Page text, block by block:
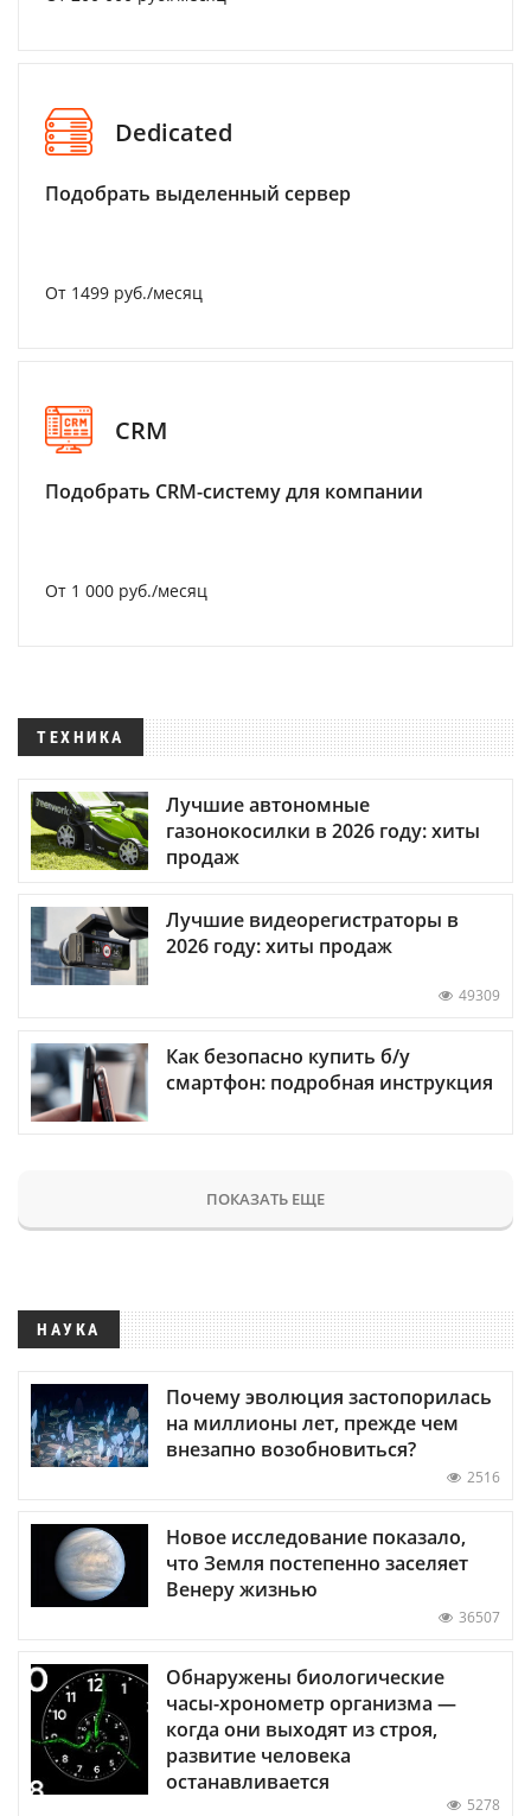
Dedicated
Подобрать выделенный сервер
От 1499 руб./месяц
CRM
Подобрать CRM-систему для компании
От 1 000 руб./месяц
ТЕХНИКА
Лучшие автономные
газонокосилки в 2026 году: хиты
продаж
Лучшие видеорегистраторы в
2026 году: хиты продаж
49309
Как безопасно купить б/у
смартфон: подробная инструкция
ПОКАЗАТЬ ЕЩЕ
НАУКА
Почему эволюция застопорилась
на миллионы лет, прежде чем
внезапно возобновиться?
2516
Новое исследование показало,
что Земля постепенно заселяет
Венеру жизнью
36507
Обнаружены биологические
часы-хронометр организма —
когда они выходят из строя,
развитие человека
останавливается
5278